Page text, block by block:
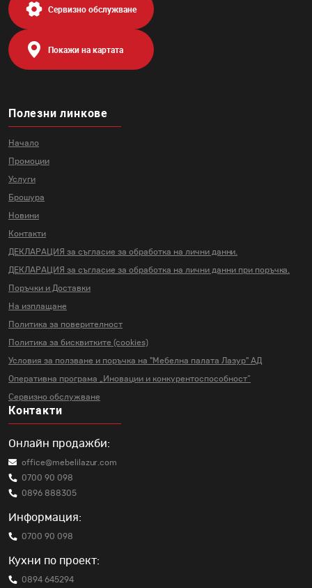
Полезни линкове
Начало
Промоции
Услуги
Брошура
Новини
Контакти
ДЕКЛАРАЦИЯ за съгласие за обработка на лични данни.
ДЕКЛАРАЦИЯ за съгласие за обработка на лични данни при поръчка.
Поръчки и Доставки
На изплащане
Политика за поверителност
Политика за бисквитките (cookies)
Условия за ползване и поръчка на "Мебелна палата Лазур" АД
Оперативна програма „Иновации и конкурентоспособност“
Сервизно обслужване
Контакти
Онлайн продажби:
office@mebelilazur.com
0700 90 098
0896 888305
Информация:
0700 90 098
Кухни по проект:
0894 645294
Сервизно обслужване
Покажи на картата